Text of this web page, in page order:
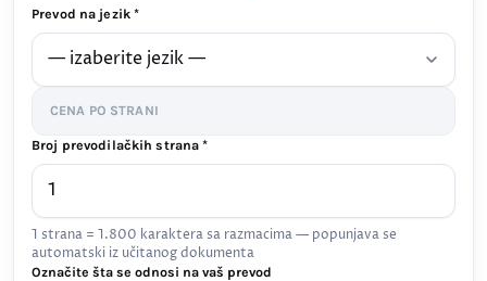
Prevod na jezik *
CENA PO STRANI
Broj prevodilačkih strana *
1 strana = 1.800 karaktera sa razmacima — popunjava se
automatski iz učitanog dokumenta
Označite šta se odnosi na vaš prevod